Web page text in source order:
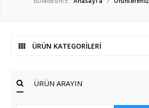
ÜRÜN KATEGORİLERİ
ÜRÜN ARAYIN